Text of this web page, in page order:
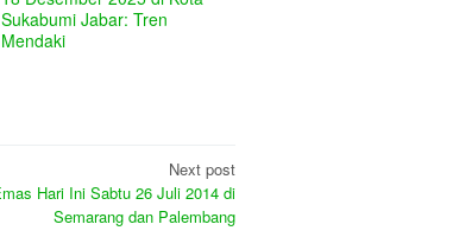
Sukabumi Jabar: Tren
Mendaki
Next post
Hari Ini Sabtu 26 Juli 2014 di
Semarang dan Palembang